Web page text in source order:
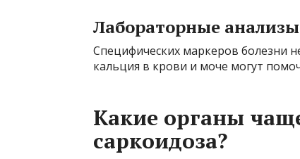
Лабораторные анализы
Специфических маркеров болезни
кальция в крови и моче могут
Какие органы
саркоидоза?